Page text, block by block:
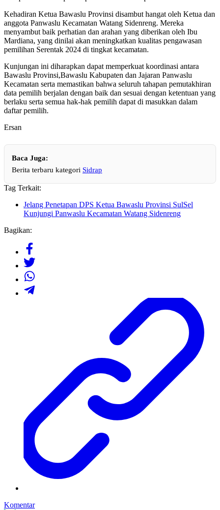
Kehadiran Ketua Bawaslu Provinsi disambut hangat oleh Ketua dan
anggota Panwaslu Kecamatan Watang Sidenreng. Mereka
menyambut baik perhatian dan arahan yang diberikan oleh Ibu
Mardiana, yang dinilai akan meningkatkan kualitas pengawasan
pemilihan Serentak 2024 di tingkat kecamatan.
Kunjungan ini diharapkan dapat memperkuat koordinasi antara
Bawaslu Provinsi,Bawaslu Kabupaten dan Jajaran Panwaslu
Kecamatan serta memastikan bahwa seluruh tahapan pemutakhiran
data pemilih berjalan dengan baik dan sesuai dengan ketentuan yang
berlaku serta semua hak-hak pemilih dapat di masukkan dalam
daftar pemilih.
Ersan
Baca Juga:
Berita terbaru kategori Sidrap
Tag Terkait:
Jelang Penetapan DPS Ketua Bawaslu Provinsi SulSel
Kunjungi Panwaslu Kecamatan Watang Sidenreng
Bagikan:
Komentar